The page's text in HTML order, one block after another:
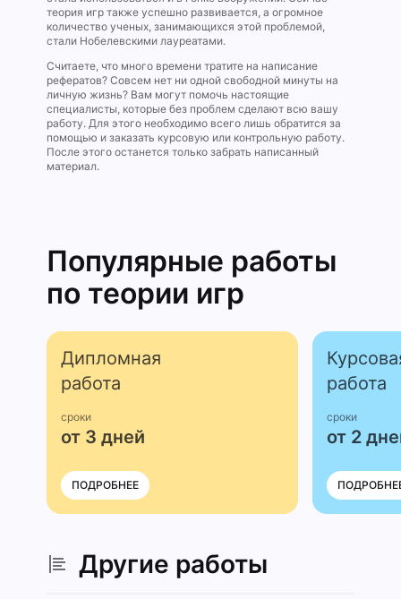
теория игр также успешно развивается, а огромное
количество ученых, занимающихся этой проблемой,
стали Нобелевскими лауреатами.
Считаете, что много времени тратите на написание
рефератов? Совсем нет ни одной свободной минуты на
личную жизнь? Вам могут помочь настоящие
специалисты, которые без проблем сделают всю вашу
работу. Для этого необходимо всего лишь обратится за
помощью и заказать курсовую или контрольную работу.
После этого останется только забрать написанный
материал.
Популярные работы
по теории игр
Дипломная
работа
сроки
от 3 дней
ПОДРОБНЕЕ
работа
сроки
от 2
Другие работы